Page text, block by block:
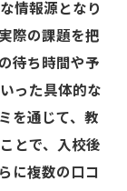
情報源となり
際の課題を把
待ち時間や予
った具体的な
を通じて、教
とで、入校後
に複数の口コ